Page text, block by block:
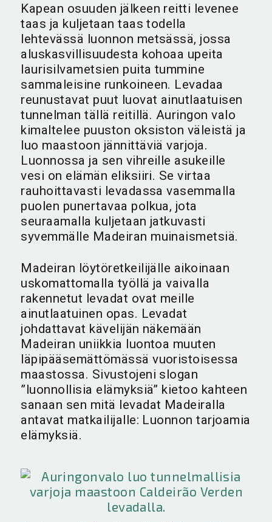
Kapean osuuden jälkeen reitti levenee
taas ja kuljetaan taas todella
lehtevässä luonnon metsässä, jossa
aluskasvillisuudesta kohoaa upeita
laurisilvametsien puita tummine
sammaleisine runkoineen. Levadaa
reunustavat puut luovat ainutlaatuisen
tunnelman tällä reitillä. Auringon valo
kimaltelee puuston oksiston väleistä ja
luo maastoon jännittäviä varjoja.
Luonnossa ja sen vihreille asukeille
vesi on elämän eliksiiri. Se virtaa
rauhoittavasti levadassa vasemmalla
puolen punertavaa polkua, jota
seuraamalla kuljetaan jatkuvasti
syvemmälle Madeiran muinaismetsiä.
Madeiran löytöretkeilijälle aikoinaan
uskomattomalla työllä ja vaivalla
rakennetut levadat ovat meille
ainutlaatuinen opas. Levadat
johdattavat kävelijän näkemään
Madeiran uniikkia luontoa muuten
läpipääsemättömässä vuoristoisessa
maastossa. Sivustojeni slogan
”luonnollisia elämyksiä” kietoo kahteen
sanaan sen mitä levadat Madeiralla
antavat matkailijalle: Luonnon tarjoamia
elämyksiä.